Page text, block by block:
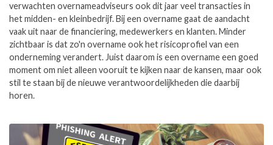
verwachten overnameadviseurs ook dit jaar veel transacties in
het midden- en kleinbedrijf. Bij een overname gaat de aandacht
vaak uit naar de financiering, medewerkers en klanten. Minder
zichtbaar is dat zo'n overname ook het risicoprofiel van een
onderneming verandert. Juist daarom is een overname een goed
moment om niet alleen vooruit te kijken naar de kansen, maar ook
stil te staan bij de nieuwe verantwoordelijkheden die daarbij
horen.